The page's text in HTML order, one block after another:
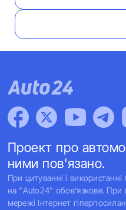
Проект про
ними пов'язано.
При цитуванні і
на "Auto24" обов'язкове. При
мережі Інтернет